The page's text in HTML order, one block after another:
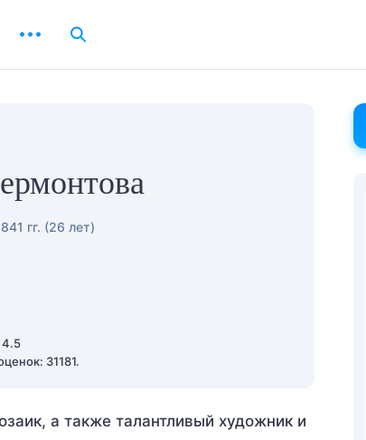
гг. (26 лет)
4.5
31181.
а также талантливый художник и